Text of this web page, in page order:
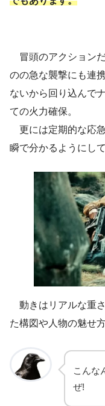
冒頭のアクション
のの急な襲撃にも連
ないから回り込んで
ての火力確保。
更には定期的な応
瞬で分かるようにして
動きはリアルな重
た構図や人物の魅せ
こんな
ぜ!